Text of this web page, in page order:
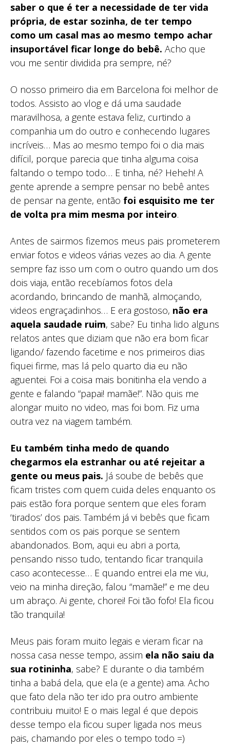
saber o que é ter a necessidade de ter vida
própria, de estar sozinha, de ter tempo
como um casal mas ao mesmo tempo achar
insuportável ficar longe do bebê. Acho que
vou me sentir dividida pra sempre, né?
O nosso primeiro dia em Barcelona foi melhor de
todos. Assisto ao vlog e dá uma saudade
maravilhosa, a gente estava feliz, curtindo a
companhia um do outro e conhecendo lugares
incríveis… Mas ao mesmo tempo foi o dia mais
difícil, porque parecia que tinha alguma coisa
faltando o tempo todo… E tinha, né? Heheh! A
gente aprende a sempre pensar no bebê antes
de pensar na gente, então foi esquisito me ter
de volta pra mim mesma por inteiro.
Antes de sairmos fizemos meus pais prometerem
enviar fotos e videos várias vezes ao dia. A gente
sempre faz isso um com o outro quando um dos
dois viaja, então recebíamos fotos dela
acordando, brincando de manhã, almoçando,
videos engraçadinhos… E era gostoso, não era
aquela saudade ruim, sabe? Eu tinha lido alguns
relatos antes que diziam que não era bom ficar
ligando/ fazendo facetime e nos primeiros dias
fiquei firme, mas lá pelo quarto dia eu não
aguentei. Foi a coisa mais bonitinha ela vendo a
gente e falando “papai! mamãe!”. Não quis me
alongar muito no video, mas foi bom. Fiz uma
outra vez na viagem também.
Eu também tinha medo de quando
chegarmos ela estranhar ou até rejeitar a
gente ou meus pais. Já soube de bebês que
ficam tristes com quem cuida deles enquanto os
pais estão fora porque sentem que eles foram
‘tirados’ dos pais. Também já vi bebês que ficam
sentidos com os pais porque se sentem
abandonados. Bom, aqui eu abri a porta,
pensando nisso tudo, tentando ficar tranquila
caso acontecesse… E quando entrei ela me viu,
veio na minha direção, falou “mamãe!” e me deu
um abraço. Ai gente, chorei! Foi tão fofo! Ela ficou
tão tranquila!
Meus pais foram muito legais e vieram ficar na
nossa casa nesse tempo, assim ela não saiu da
sua rotininha, sabe? E durante o dia também
tinha a babá dela, que ela (e a gente) ama. Acho
que fato dela não ter ido pra outro ambiente
contribuiu muito! E o mais legal é que depois
desse tempo ela ficou super ligada nos meus
pais, chamando por eles o tempo todo =)